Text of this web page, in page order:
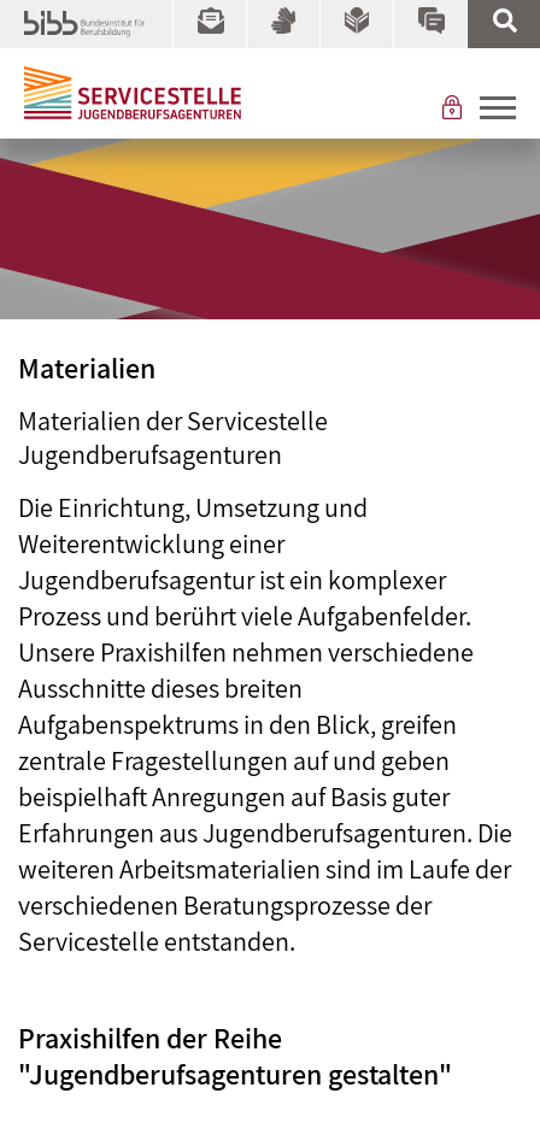
Materialien
Materialien der Servicestelle
Jugendberufsagenturen
Die Einrichtung, Umsetzung und
Weiterentwicklung einer
Jugendberufsagentur ist ein komplexer
Prozess und berührt viele Aufgabenfelder.
Unsere Praxishilfen nehmen verschiedene
Ausschnitte dieses breiten
Aufgabenspektrums in den Blick, greifen
zentrale Fragestellungen auf und geben
beispielhaft Anregungen auf Basis guter
Erfahrungen aus Jugendberufsagenturen. Die
weiteren Arbeitsmaterialien sind im Laufe der
verschiedenen Beratungsprozesse der
Servicestelle entstanden.
Praxishilfen der Reihe
"Jugendberufsagenturen gestalten"